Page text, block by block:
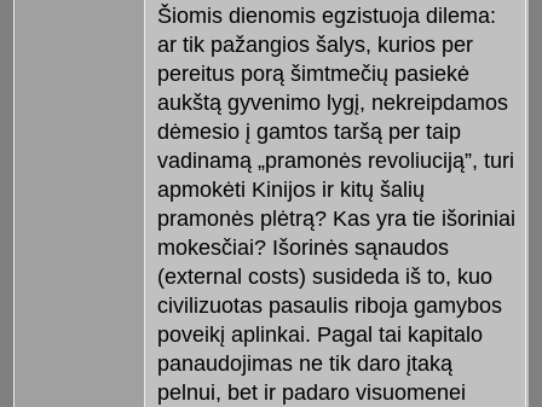
Šiomis dienomis egzistuoja dilema:
ar tik pažangios šalys, kurios per
pereitus porą šimtmečių pasiekė
aukštą gyvenimo lygį, nekreipdamos
dėmesio į gamtos taršą per taip
vadinamą „pramonės revoliuciją”, turi
apmokėti Kinijos ir kitų šalių
pramonės plėtrą? Kas yra tie išoriniai
mokesčiai? Išorinės sąnaudos
(external costs) susideda iš to, kuo
civilizuotas pasaulis riboja gamybos
poveikį aplinkai. Pagal tai kapitalo
panaudojimas ne tik daro įtaką
pelnui, bet ir padaro visuomenei